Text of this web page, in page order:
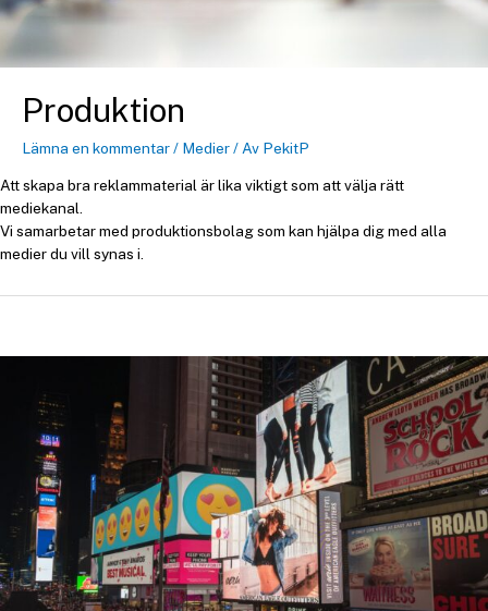
Produktion
Lämna en kommentar/ Medier/ Av PekitP
Att skapa bra reklammaterial är lika viktigt som att välja rätt
mediekanal.
Vi samarbetar med produktionsbolag som kan hjälpa dig med alla
medier du vill synas i.